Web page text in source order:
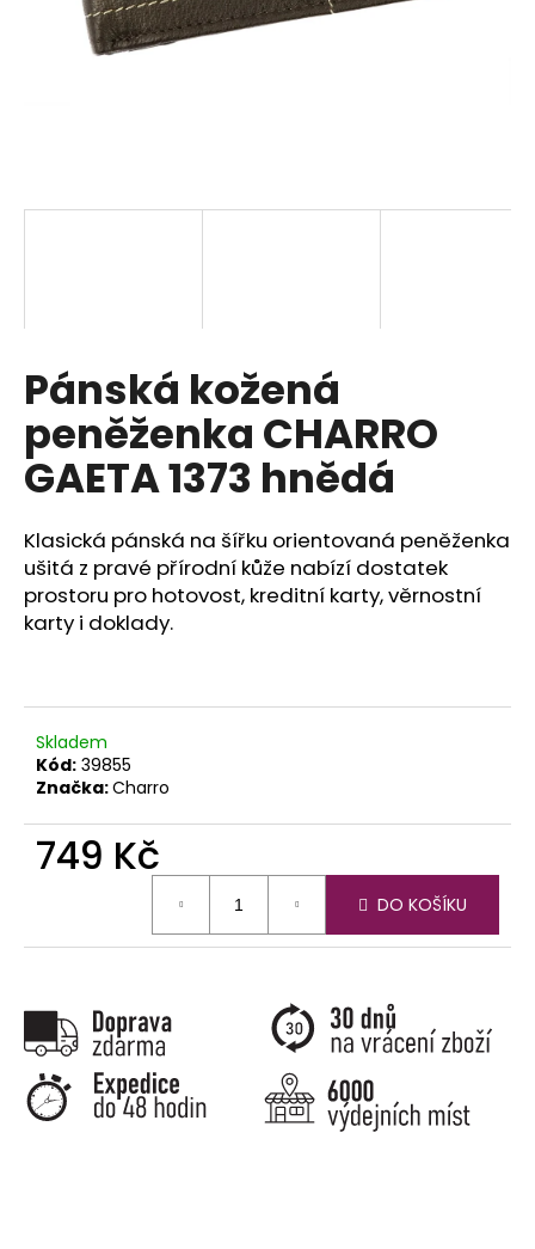
Pánská kožená
peněženka CHARRO
GAETA 1373 hnědá
Klasická pánská na šířku orientovaná peněženka
ušitá z pravé přírodní kůže nabízí dostatek
prostoru pro hotovost, kreditní karty, věrnostní
karty i doklady.
Skladem
Kód: 39855
Značka:Charro
749 Kč
DO KOŠÍKU
D
o
p
o
r
č
u
j
e